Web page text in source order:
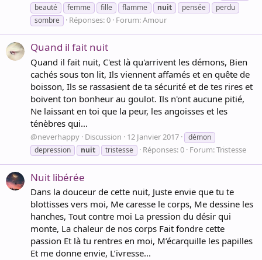
beauté
femme fille flamme nuit pensée
perdu
sombre
Réponses: 0 Forum:Amour
Quand il fait nuit
Quand il fait nuit, C'est là qu'arrivent les démons, Bien
cachés sous ton lit, Ils viennent affamés et en quête de
boisson, Ils se rassasient de ta sécurité et de tes rires et
boivent ton bonheur au goulot. Ils n'ont aucune pitié,
Ne laissant en toi que la peur, les angoisses et les
ténèbres qui...
@neverhappy Discussion 12 Janvier 2017
démon
depression
nuit tristesse Réponses: 0 Forum:Tristesse
Nuit libérée
Dans la douceur de cette nuit, Juste envie que tu te
blottisses vers moi, Me caresse le corps, Me dessine les
hanches, Tout contre moi La pression du désir qui
monte, La chaleur de nos corps Fait fondre cette
passion Et là tu rentres en moi, M’écarquille les papilles
Et me donne envie, L’ivresse...